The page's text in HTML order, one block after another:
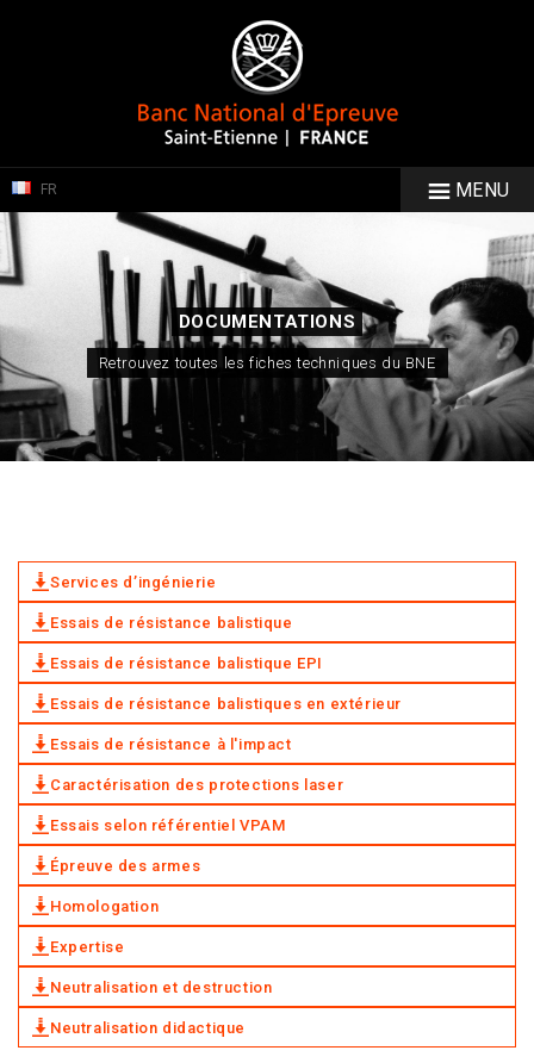
MENU
FR
DOCUMENTATIONS
Retrouvez toutes les fiches techniques du BNE
Services d’ingénierie
Essais de résistance balistique
Essais de résistance balistique EPI
Essais de résistance balistiques en extérieur
Essais de résistance à l'impact
Caractérisation des protections laser
Essais selon référentiel VPAM
Épreuve des armes
Homologation
Expertise
Neutralisation et destruction
Neutralisation didactique